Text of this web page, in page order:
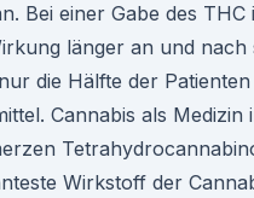
Bei einer Gabe des
länger an und nach
die Hälfte der
Cannabis als Medizin
Wirkstoff der